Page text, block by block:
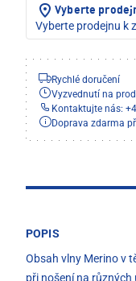
Vyberte
Vyberte prodejnu k
Rychlé doručení
Vyzvednutí na
Kontaktujte nás:
Doprava zdarma
POPIS
Obsah vlny Merino v
při nošení na